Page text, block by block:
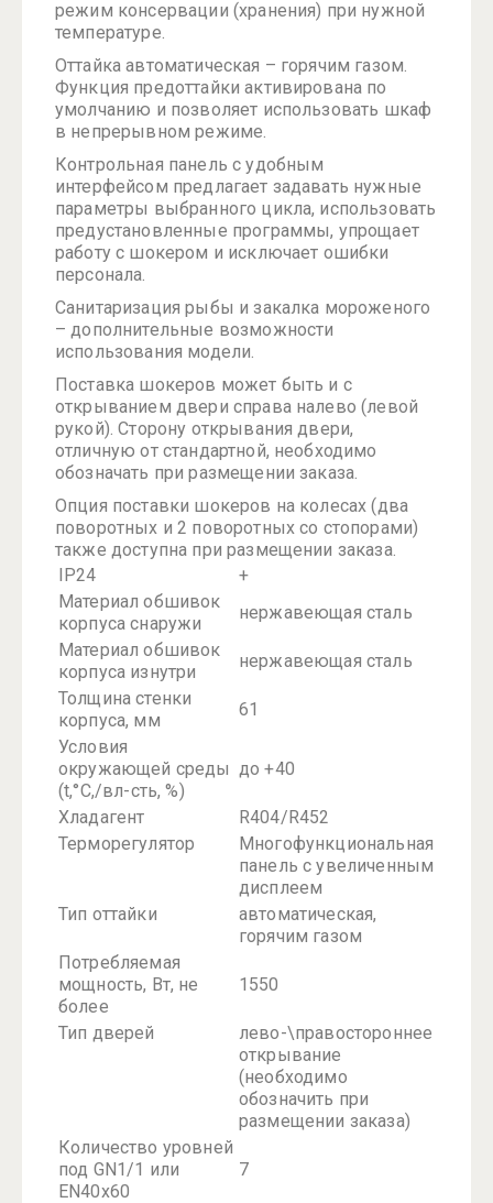
режим консервации (хранения) при нужной
температуре.
Оттайка автоматическая – горячим газом.
Функция предоттайки активирована по
умолчанию и позволяет использовать шкаф
в непрерывном режиме.
Контрольная панель с удобным
интерфейсом предлагает задавать нужные
параметры выбранного цикла, использовать
предустановленные программы, упрощает
работу с шокером и исключает ошибки
персонала.
Санитаризация рыбы и закалка мороженого
– дополнительные возможности
использования модели.
Поставка шокеров может быть и с
открыванием двери справа налево (левой
рукой). Сторону открывания двери,
отличную от стандартной, необходимо
обозначать при размещении заказа.
Опция поставки шокеров на колесах (два
поворотных и 2 поворотных со стопорами)
также доступна при размещении заказа.
IP24
+
Материал обшивок
корпуса снаружи
нержавеющая сталь
Материал обшивок
корпуса изнутри
нержавеющая сталь
Толщина стенки
корпуса, мм
61
Условия
окружающей среды
(t,°C,/вл-сть, %)
до +40
Хладагент
R404/R452
Терморегулятор
Многофункциональная
панель с увеличенным
дисплеем
Тип оттайки
автоматическая,
горячим газом
Потребляемая
мощность, Вт, не
более
1550
Тип дверей
лево-\правостороннее
открывание
(необходимо
обозначить при
размещении заказа)
Количество уровней
под GN1/1 или
EN40x60
7